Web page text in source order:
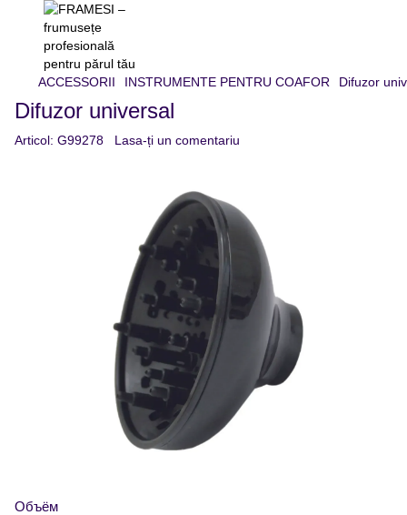
ACCESSORII INSTRUMENTE PENTRU COAFOR Difuzor
Difuzor universal
Articol: G99278 Lasa-ți un comentariu
Объём